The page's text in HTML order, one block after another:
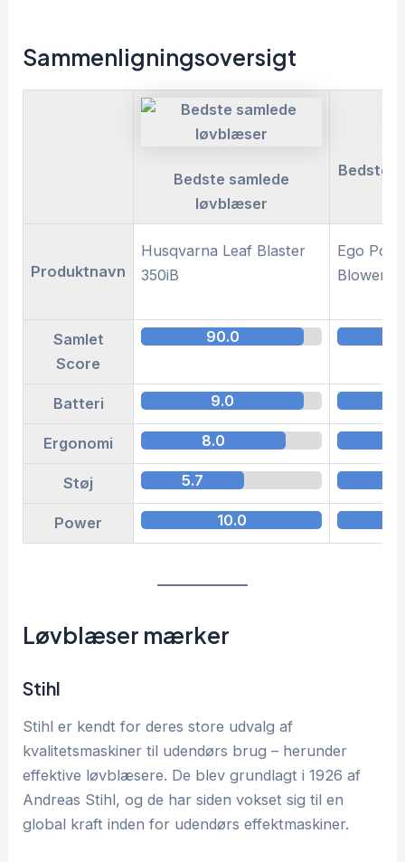
Sammenligningsoversigt
Bedste samlede
løvblæser
Bedste
Produktnavn
Husqvarna Leaf Blaster
350iB
Ego
Blower
Samlet
Score
90.0
Batteri 9.0
Ergonomi 8.0
Støj 5.7
Power 10.0
Løvblæser mærker
Stihl
Stihl er kendt for deres store udvalg af
kvalitetsmaskiner til udendørs brug – herunder
effektive løvblæsere. De blev grundlagt i 1926 af
Andreas Stihl, og de har siden vokset sig til en
global kraft inden for udendørs effektmaskiner.